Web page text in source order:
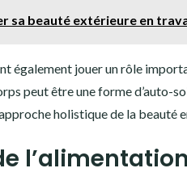
sa beauté extérieure en
également jouer un rôle
peut être une forme d’auto-
holistique de la